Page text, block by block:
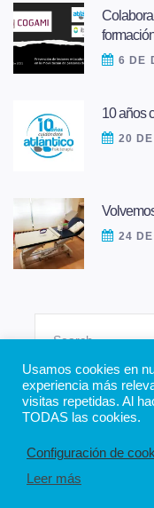
6 DE
10 años
20
24
Usamos cookies en
experiencia más
visitas repetidas. Al
TODAS las cookies.
Configuración de
Leer más